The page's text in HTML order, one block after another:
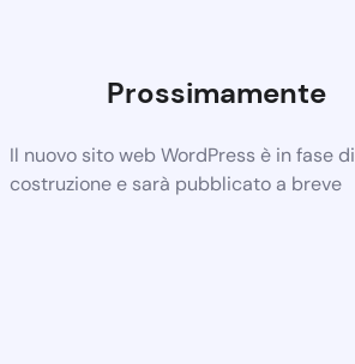
Prossimamente
Il nuovo sito web WordPress è in fase di
costruzione e sarà pubblicato a breve